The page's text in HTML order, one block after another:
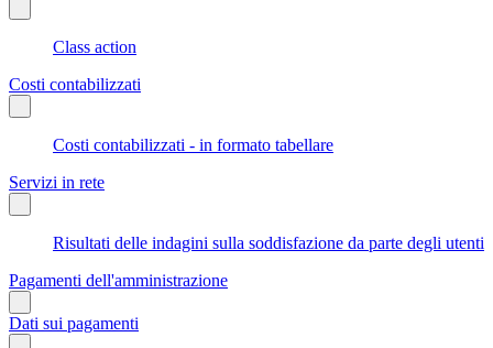
Class action
Costi contabilizzati
Costi contabilizzati - in formato tabellare
Servizi in rete
Risultati delle indagini sulla soddisfazione da parte degli utenti
Pagamenti dell'amministrazione
Dati sui pagamenti